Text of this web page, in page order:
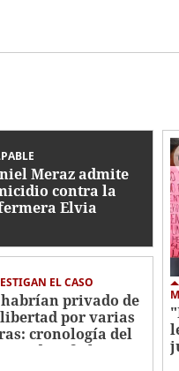
Meraz admite
contra la
Elvia
EL CASO
privado de
por varias
cronología del
de Jafeth Pozo